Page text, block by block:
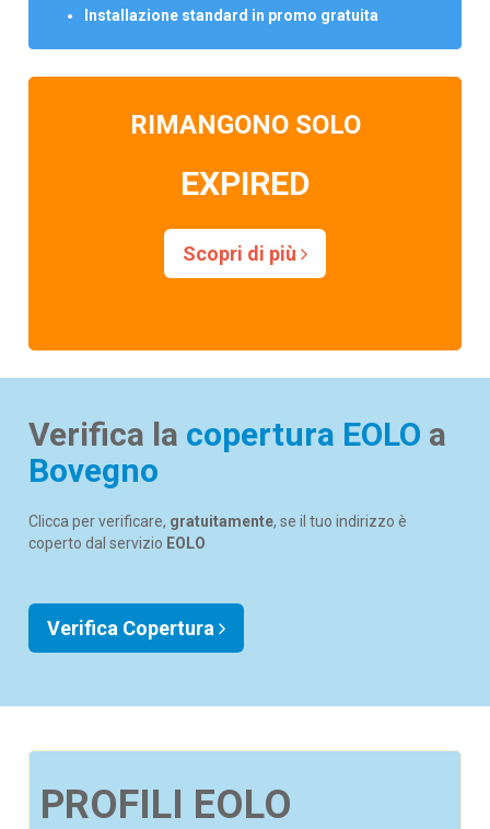
Installazione standard in promo gratuita
RIMANGONO SOLO
EXPIRED
Scopri di più
Verifica la copertura EOLO a
Bovegno
Clicca per verificare, gratuitamente, se il tuo indirizzo è
coperto dal servizio EOLO
Verifica Copertura
PROFILI EOLO